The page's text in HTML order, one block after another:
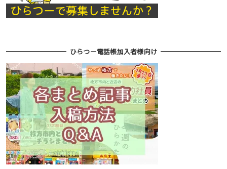
ひらつー電話帳加入者様向け